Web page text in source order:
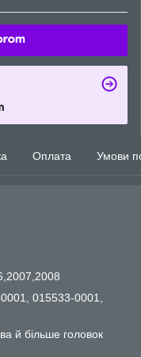
Оплата Умови
015533-0001,
й більше головок